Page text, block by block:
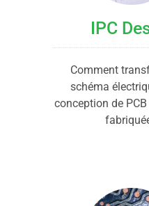
IPC
Comment
schéma
conception de